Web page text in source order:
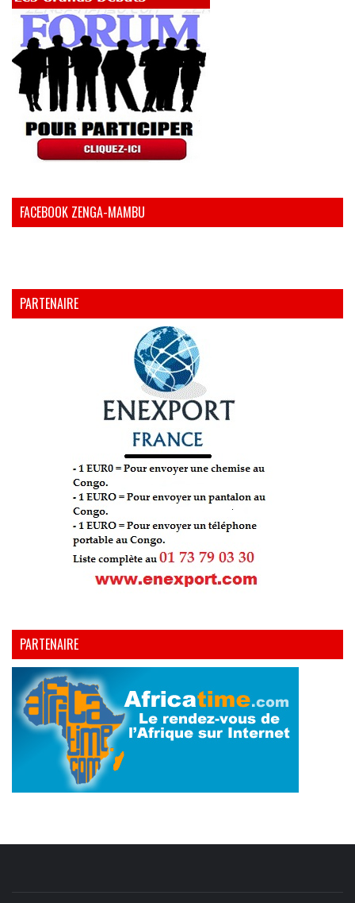
FACEBOOK ZENGA-MAMBU
PARTENAIRE
PARTENAIRE